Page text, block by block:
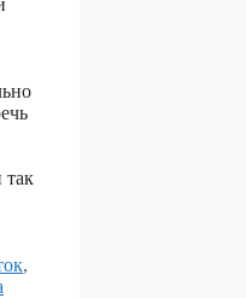
так
,